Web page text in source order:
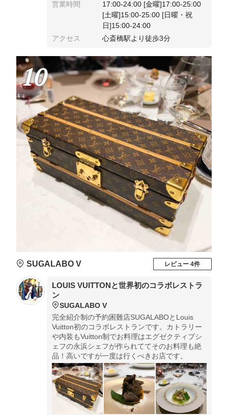
営業時間
17:00-24:00 [金曜]17:00-25:00
[土曜]15:00-25:00 [日曜・祝
日]15:00-24:00
アクセス
心斎橋駅より徒歩3分
10
SUGALABO V レビュー 4件
LOUIS VUITTONと世界初のコラボレストラ
ン
SUGALABO V
完全紹介制の予約困難店SUGALABOとLouis
Vuitton初のコラボレストランです。カトラリー
や内装もVuitton制でお料理はエグゼクティブシ
ェフの永浜シェフが作られててそのお料理も絶
品！高いですが一度は行くべきお店です。